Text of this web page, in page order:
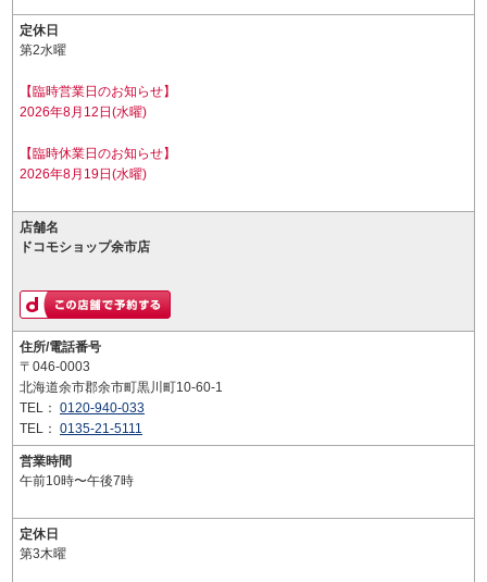
定休日
第2水曜
【臨時営業日のお知らせ】
2026年8月12日(水曜)
【臨時休業日のお知らせ】
2026年8月19日(水曜)
店舗名
ドコモショップ余市店
住所/電話番号
〒046-0003
北海道余市郡余市町黒川町10-60-1
TEL： 0120-940-033
TEL： 0135-21-5111
営業時間
午前10時〜午後7時
定休日
第3木曜